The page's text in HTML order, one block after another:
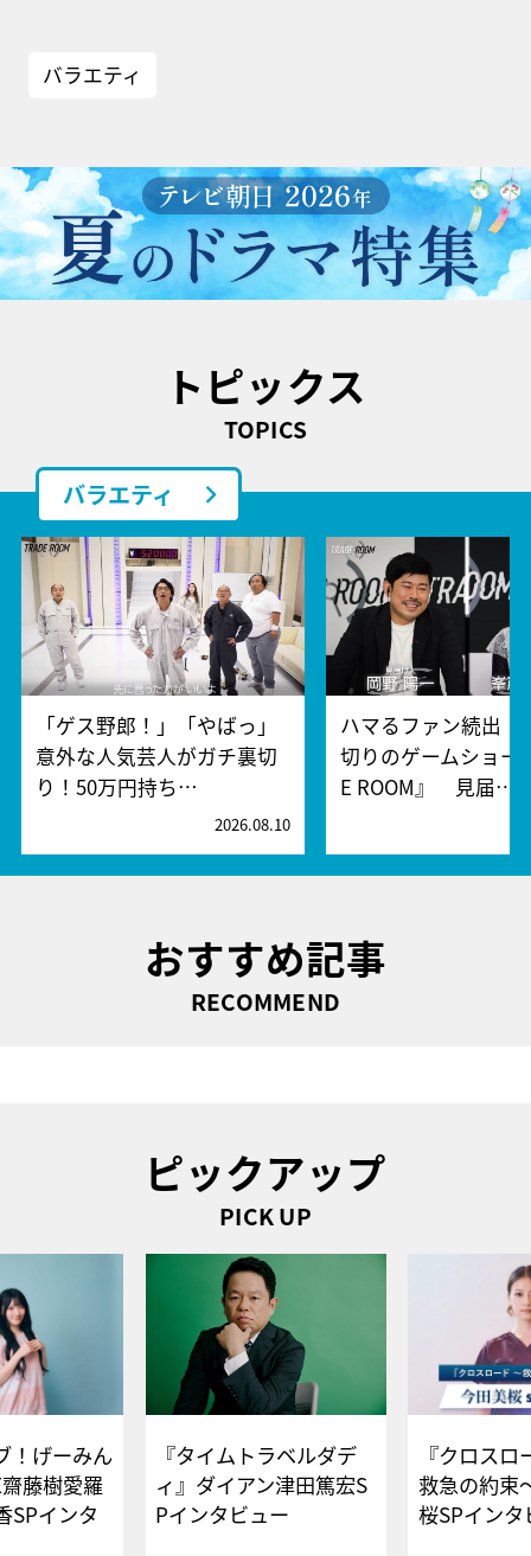
バラエティ
トピックス
TOPICS
バラエティ
「ゲス野郎！」「やばっ」
意外な人気芸人がガチ裏切
り！50万円持ち…
2026.08.10
ハマるファン続出！
切りのゲームショー
E ROOM』 見届…
おすすめ記事
RECOMMEND
ピックアップ
PICK UP
！げーみん
藤樹愛羅
SPインタ
『タイムトラベルダデ
ィ』ダイアン津田篤宏S
Pインタビュー
『クロス
救急の約束
桜SPイ